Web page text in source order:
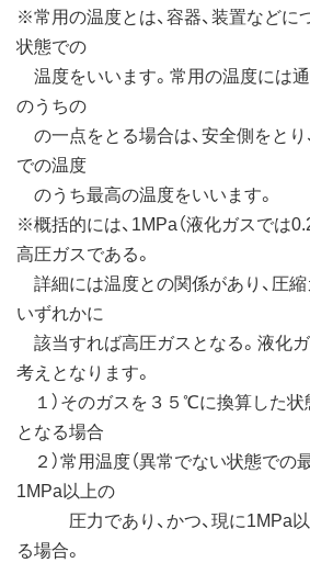
※常用の温度とは、容器、装置などに
状態での
温度をいいます。常用の温度には通
のうちの
の一点をとる場合は、安全側をと
での温度
のうち最高の温度をいいます。
※概括的には、1MPa（液化ガスでは
高圧ガスである。
詳細には温度との関係があり、圧
いずれかに
該当すれば高圧ガスとなる。液化
考えとなります。
１）そのガスを３５℃に換算した
となる場合
２）常用温度（異常でない状態での
1MPa以上の
圧力であり、かつ、現に1MPa以
る場合。